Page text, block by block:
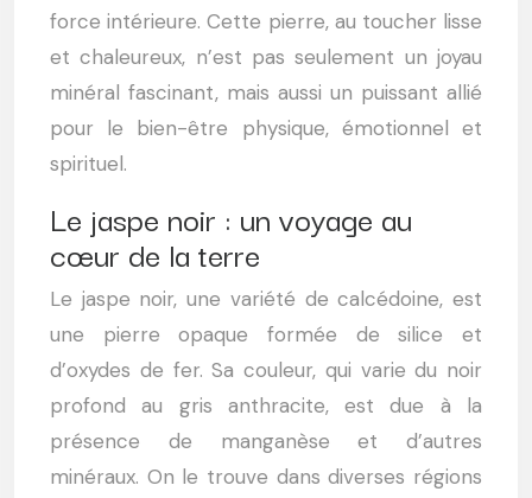
force intérieure. Cette pierre, au toucher lisse
et chaleureux, n’est pas seulement un joyau
minéral fascinant, mais aussi un puissant allié
pour le bien-être physique, émotionnel et
spirituel.
Le jaspe noir : un voyage au
cœur de la terre
Le jaspe noir, une variété de calcédoine, est
une pierre opaque formée de silice et
d’oxydes de fer. Sa couleur, qui varie du noir
profond au gris anthracite, est due à la
présence de manganèse et d’autres
minéraux. On le trouve dans diverses régions